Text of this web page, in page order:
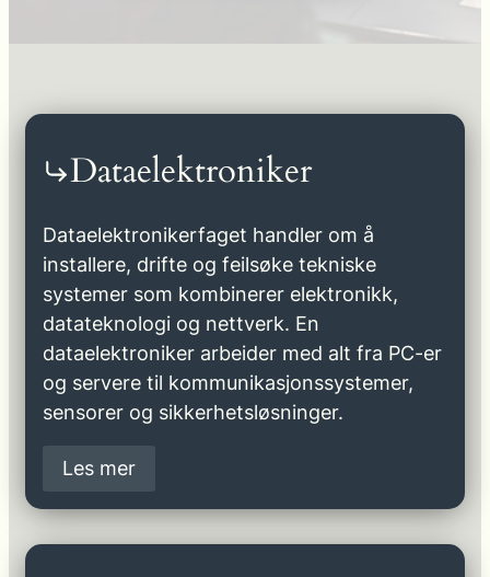
Dataelektroniker
Dataelektronikerfaget handler om å
installere, drifte og feilsøke tekniske
systemer som kombinerer elektronikk,
datateknologi og nettverk. En
dataelektroniker arbeider med alt fra PC-er
og servere til kommunikasjonssystemer,
sensorer og sikkerhetsløsninger.
Les mer